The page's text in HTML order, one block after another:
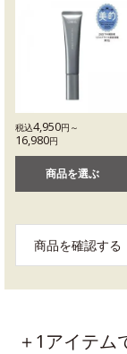
税込4,950円～
16,980円
商品を選ぶ
商品を確認する
＋1アイテム